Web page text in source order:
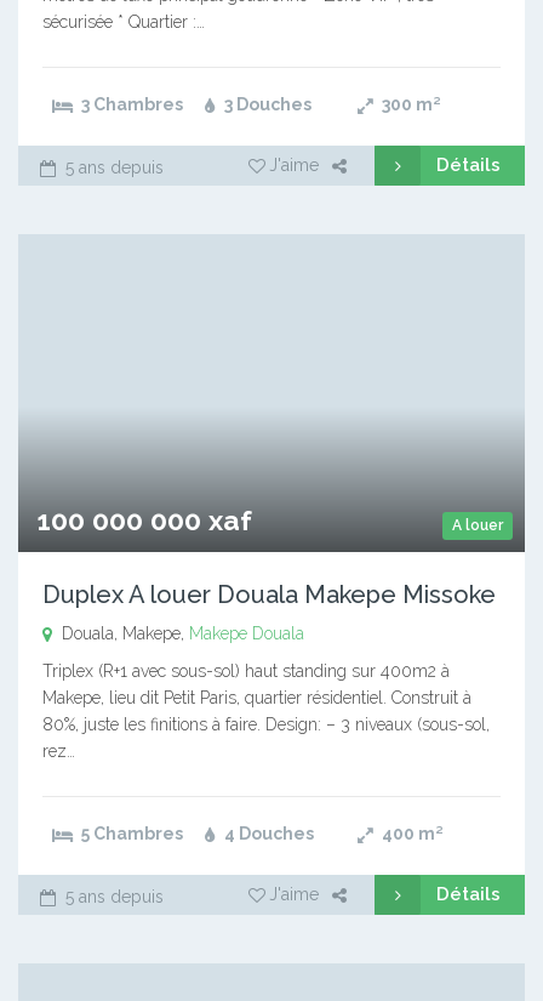
sécurisée * Quartier :…
3 Chambres 3 Douches 300 m²
5 ans depuis J'aime Détails
A louer
100 000 000 xaf
Duplex A louer Douala Makepe Missoke
Douala, Makepe, Makepe Douala
Triplex (R+1 avec sous-sol) haut standing sur 400m2 à
Makepe, lieu dit Petit Paris, quartier résidentiel. Construit à
80%, juste les finitions à faire. Design: – 3 niveaux (sous-sol,
rez…
5 Chambres 4 Douches 400 m²
5 ans depuis J'aime Détails